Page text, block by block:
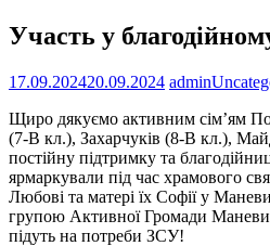
Участь у
17.09.202420.09.2024 admin
Щиро дякуємо активним сім’ям
(7-В кл.), Захарчуків (8-В кл.),
постійну підтримку та
ярмаркували під час храмового
Любові та матері їх Софії у
групою Активної Громади
підуть на потреби ЗСУ!